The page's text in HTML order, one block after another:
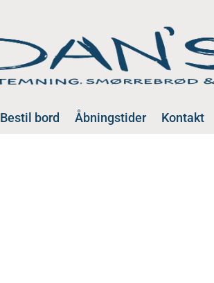
Bestil bord Åbningstider Kontakt